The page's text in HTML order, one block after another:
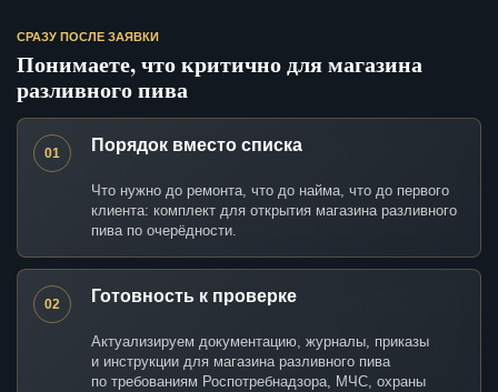
СРАЗУ ПОСЛЕ ЗАЯВКИ
Понимаете, что критично для магазина
разливного пива
01 Порядок вместо списка
Что нужно до ремонта, что до найма, что до первого
клиента: комплект для открытия магазина разливного
пива по очерёдности.
02 Готовность к проверке
Актуализируем документацию, журналы, приказы
и инструкции для магазина разливного пива
по требованиям Роспотребнадзора, МЧС, охраны